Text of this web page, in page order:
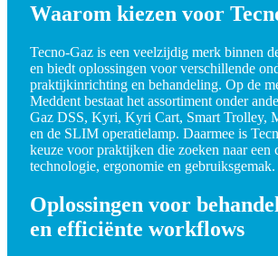
Waarom kiezen voor
Tecno-Gaz is een veelzijdig merk binnen
en biedt oplossingen voor verschillende
praktijkinrichting en behandeling. Op de
Meddent bestaat het assortiment onder
Gaz DSS, Kyri, Kyri Cart, Smart Trolley,
en de SLIM operatielamp. Daarmee is
keuze voor praktijken die zoeken naar een
technologie, ergonomie en gebruiksgemak.
Oplossingen voor
en efficiënte workflows